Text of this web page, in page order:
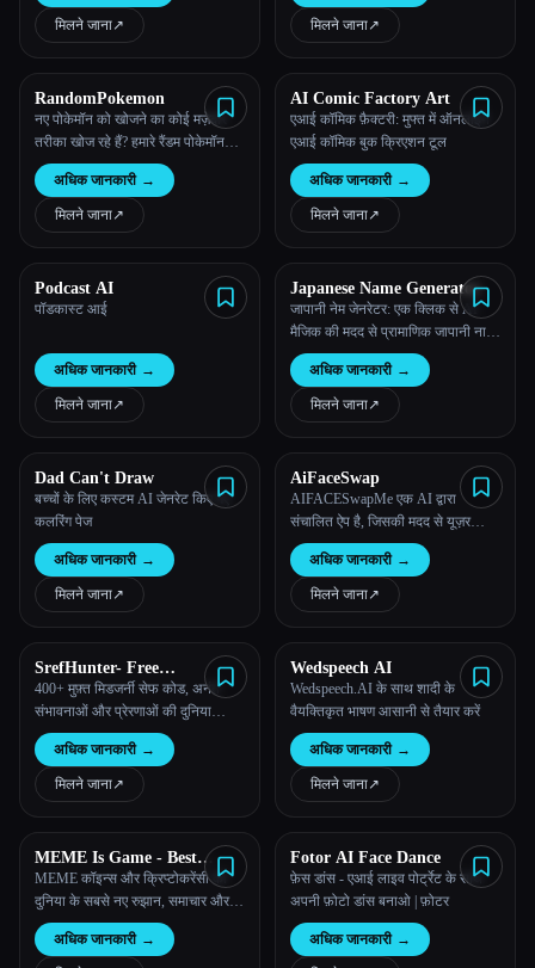
मिलने जाना↗︎ मिलने जाना↗︎
RandomPokemon
नए पोकेमॉन को खोजने का कोई मज़ेदार
तरीका खोज रहे हैं? हमारे रैंडम पोकेमॉन
जेनरेटर को आजमाएं और आज ही अपना
एडवेंचर शुरू करें!
अधिक जानकारी →
मिलने जाना↗︎
AI Comic Factory Art
एआई कॉमिक फ़ैक्टरी: मुफ्त में ऑनलाइन
एआई कॉमिक बुक क्रिएशन टूल
अधिक जानकारी →
मिलने जाना↗︎
Podcast AI
पॉडकास्ट आई
अधिक जानकारी →
मिलने जाना↗︎
Japanese Name Generator
जापानी नेम जेनरेटर: एक क्लिक से AI
मैजिक की मदद से प्रामाणिक जापानी नाम
अनलॉक करें।
अधिक जानकारी →
मिलने जाना↗︎
Dad Can't Draw
बच्चों के लिए कस्टम AI जेनरेट किए गए
कलरिंग पेज
अधिक जानकारी →
मिलने जाना↗︎
AiFaceSwap
AIFACESwapMe एक AI द्वारा
संचालित ऐप है, जिसकी मदद से यूज़र
आसानी से मज़ेदार फ़ेस स्वैप वीडियो बना
सकते हैं।
अधिक जानकारी →
मिलने जाना↗︎
SrefHunter- Free
Midjourney Sref Codes
400+ मुफ़्त मिडजर्नी सेफ कोड, अनंत
संभावनाओं और प्रेरणाओं की दुनिया
अनलॉक करें।
अधिक जानकारी →
मिलने जाना↗︎
Wedspeech AI
Wedspeech.AI के साथ शादी के
वैयक्तिकृत भाषण आसानी से तैयार करें
अधिक जानकारी →
मिलने जाना↗︎
MEME Is Game - Best
Meme Coins with AI Insights
MEME कॉइन्स और क्रिप्टोकरेंसी की
दुनिया के सबसे नए रुझान, समाचार और
जानकारी के बारे में जानें। मेमे इज़ गेम इस
रोमांचक नए बाज़ार में नेविगेट करने के लिए
अधिक जानकारी →
Fotor AI Face Dance
फ़ेस डांस - एआई लाइव पोर्ट्रेट के साथ
अपनी फ़ोटो डांस बनाओ | फ़ोटर
अधिक जानकारी →